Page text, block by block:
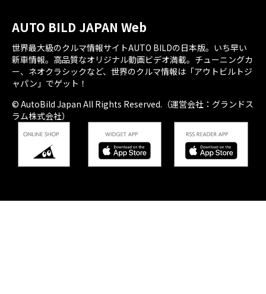
AUTO BILD JAPAN Web
世界最大級のクルマ情報サイトAUTO BILDの日本版。いち早い
新車情報。高品質なオリジナル動画ビデオ満載。チューニングカ
ー、ネオクラシックなど、世界のクルマ情報は「アウトビルトジ
ャパン」でゲット！
© AutoBild Japan All Rights Reserved.（運営会社：グランドス
ラム株式会社）